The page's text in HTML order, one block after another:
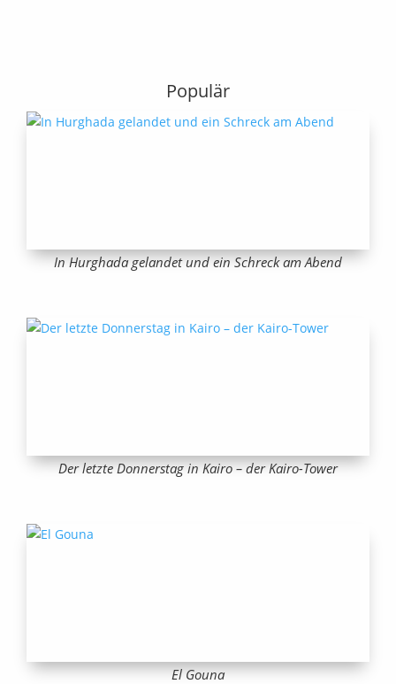
Populär
In Hurghada gelandet und ein Schreck am Abend
Der letzte Donnerstag in Kairo – der Kairo-Tower
El Gouna